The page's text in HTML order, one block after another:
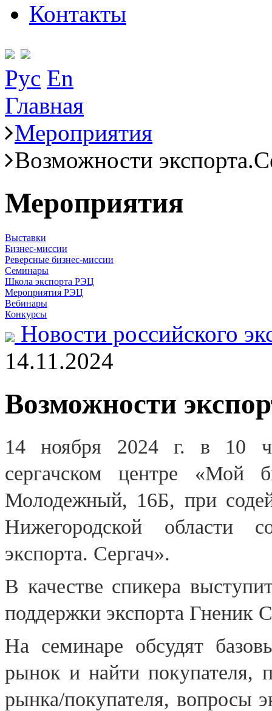
Контакты
Рус En
Главная
Мероприятия
Возможности
Мероприятия
Выставки
Бизнес-миссии
Реверсные бизнес-миссии
Семинары
Школа экспорта РЭЦ
Мероприятия РЭЦ
Вебинары
Конкурсы
Новости российского
14.11.2024
Возможности
14 ноября 2024 г. в 10
сергачском центре «Мой
Молодежный, 16Б, при
Нижегородской области
экспорта. Сергач».
В качестве спикера
поддержки экспорта Гненик
На семинаре обсудят
рынок и найти покупателя,
рынка/покупателя, вопросы